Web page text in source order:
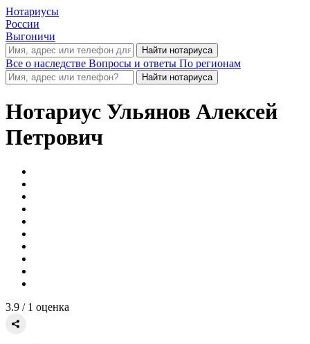
Нотариусы
России
Выгоничи
Все о наследстве Вопросы и ответы По регионам
Нотариус Ульянов Алексей
Петрович
3.9 / 1 оценка